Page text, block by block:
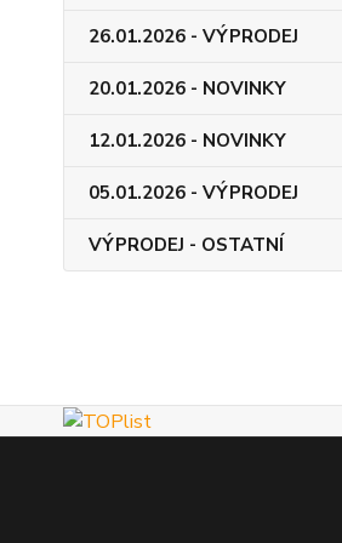
26.01.2026 - VÝPRODEJ
20.01.2026 - NOVINKY
12.01.2026 - NOVINKY
05.01.2026 - VÝPRODEJ
VÝPRODEJ - OSTATNÍ